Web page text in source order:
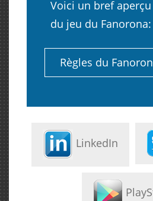
Voici un bref
du jeu du Fanorona:
Règles du
LinkedIn